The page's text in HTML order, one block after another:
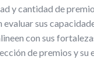
y cantidad de
evaluar sus
con sus
de premios y su